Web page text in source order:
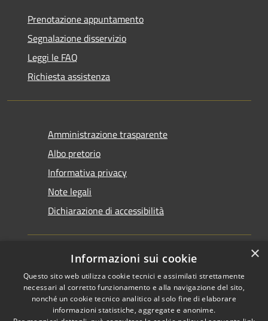
Prenotazione appuntamento
Segnalazione disservizio
Leggi le FAQ
Richiesta assistenza
Amministrazione trasparente
Albo pretorio
Informativa privacy
Note legali
Dichiarazione di accessibilità
RSS
Accessibilità
Copyright © 2026 • Comune di
Santarcangelo di Romagna •
Powered byMunicipium
×
Informazioni sui cookie
Questo sito web utilizza cookie tecnici e assimilati strettamente
necessari al corretto funzionamento e alla navigazione del sito,
nonché un cookie tecnico analitico al solo fine di elaborare
informazioni statistiche, aggregate e anonime.